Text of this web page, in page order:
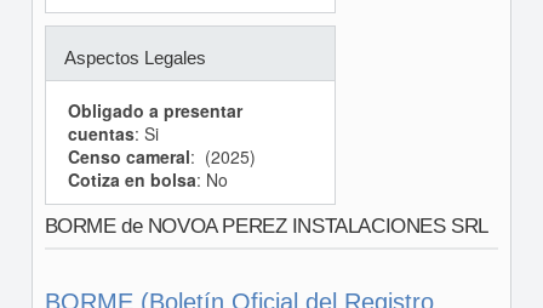
Aspectos Legales
Obligado a presentar
cuentas: Si
Censo cameral: (2025)
Cotiza en bolsa: No
BORME de NOVOA PEREZ INSTALACIONES SRL
BORME (Boletín Oficial del Registro